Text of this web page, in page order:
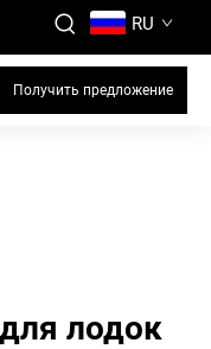
RU
Получить предложение
лодок